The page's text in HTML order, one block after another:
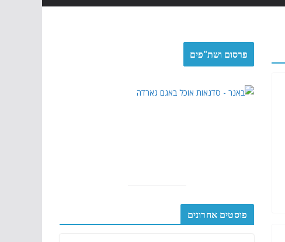
פרסום ושת"פים
פוסטים אחרונים